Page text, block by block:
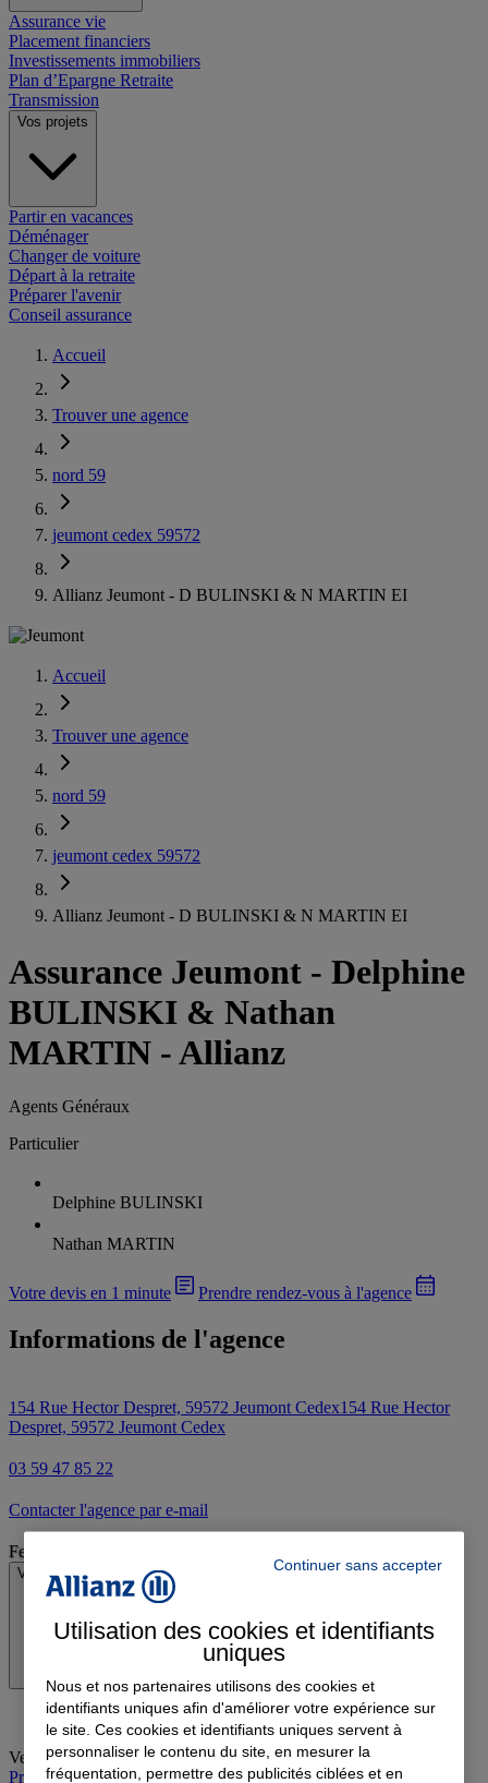
Assurance vie
Placement financiers
Investissements immobiliers
Plan d’Epargne Retraite
Transmission
Vos projets
Partir en vacances
Déménager
Changer de voiture
Départ à la retraite
Préparer l'avenir
Conseil assurance
Accueil
Trouver une agence
nord 59
jeumont cedex 59572
Allianz Jeumont - D BULINSKI & N MARTIN EI
Accueil
Trouver une agence
nord 59
jeumont cedex 59572
Allianz Jeumont - D BULINSKI & N MARTIN EI
Assurance Jeumont - Delphine
BULINSKI & Nathan
MARTIN - Allianz
Agents Généraux
Particulier
Delphine BULINSKI
Nathan MARTIN
Votre devis en 1 minute Prendre rendez-vous à l'agence
Informations de l'agence
154 Rue Hector Despret, 59572 Jeumont Cedex154 Rue Hector
Despret, 59572 Jeumont Cedex
03 59 47 85 22
Contacter l'agence par e-mail
Fermé
Voir les horaires
Vendredi: 08:30-12:15, 13:45-18:00
Prendre rendez-vous à l'agence
Continuer sans accepter
Utilisation des cookies et identifiants
uniques
Nous et nos partenaires utilisons des cookies et
identifiants uniques afin d'améliorer votre expérience sur
le site. Ces cookies et identifiants uniques servent à
personnaliser le contenu du site, en mesurer la
fréquentation, permettre des publicités ciblées et en